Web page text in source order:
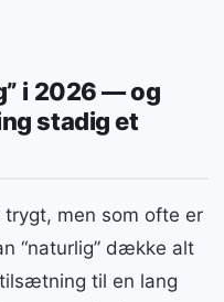
i 2026 — og
stadig et
trygt, men som ofte er
“naturlig” dække alt
til en lang